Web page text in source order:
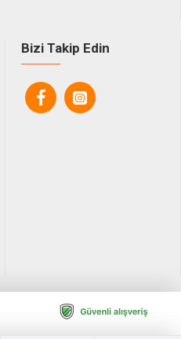
Bizi Takip Edin